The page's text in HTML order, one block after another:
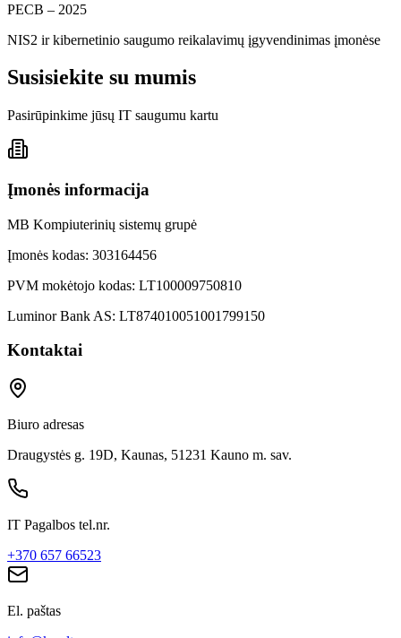
PECB – 2025
NIS2 ir kibernetinio saugumo reikalavimų įgyvendinimas įmonėse
Susisiekite su mumis
Pasirūpinkime jūsų IT saugumu kartu
Įmonės informacija
MB Kompiuterinių sistemų grupė
Įmonės kodas: 303164456
PVM mokėtojo kodas: LT100009750810
Luminor Bank AS: LT874010051001799150
Kontaktai
Biuro adresas
Draugystės g. 19D, Kaunas, 51231 Kauno m. sav.
IT Pagalbos tel.nr.
+370 657 66523
El. paštas